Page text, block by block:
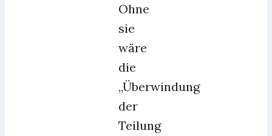
Ohne
sie
wäre
die
„Überwindung
der
Teilung